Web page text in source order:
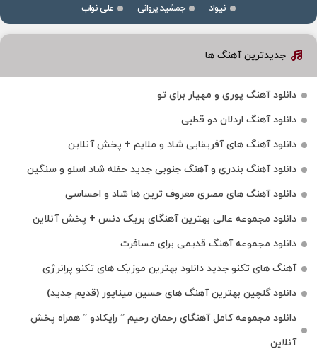
نیواد
جمشید پروانی علی نواب
جدیدترین آهنگ ها
دانلود آهنگ پوری و مهیار برای تو
دانلود آهنگ اردلان دو قطبی
دانلود آهنگ های آفریقایی شاد و ملایم + پخش آنلاین
دانلود آهنگ بندری و آهنگ جنوبی جدید حفله شاد اسلو و سنگین
دانلود آهنگ های مصری معروف ترین ها شاد و احساسی
دانلود مجموعه عالی بهترین آهنگای بریک دنس + پخش آنلاین
دانلود مجموعه آهنگ قدیمی برای مسافرت
آهنگ های تکنو جدید دانلود بهترین موزیک های تکنو پرانرژی
دانلود گلچین بهترین آهنگ های حسین میناپور (قدیم جدید)
دانلود مجموعه کامل آهنگای رحمان رحیم ” رایکادو ” همراه پخش
آنلاین